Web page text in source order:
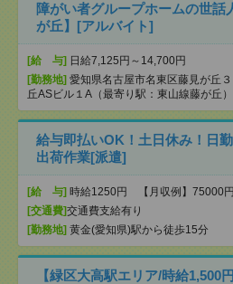
障がい者グループホームの世話
が丘】[アルバイト]
[給 与] 日給7,125円～14,700円
[勤務地] 愛知県名古屋市名東区藤見が丘
丘ASビル１A（最寄り駅：東山線藤が丘）
給与即払いOK！土日休み！日
出荷作業[派遣]
[給 与] 時給1250円 【月収例】75000
[交通費]交通費支給有り
[勤務地] 黄金(愛知県)駅から徒歩15分
【緑区大高駅エリア/時給1,500